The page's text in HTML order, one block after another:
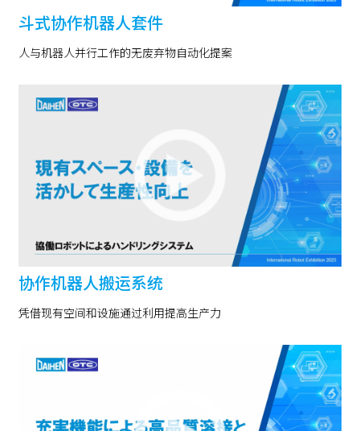
斗式协作机器人套件
人与机器人并行工作的无废弃物自动化提案
协作机器人搬运系统
凭借现有空间和设施通过利用提高生产力